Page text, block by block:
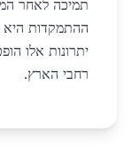
ההתמקדות היא
יתרונות אלו
רחבי הארץ.